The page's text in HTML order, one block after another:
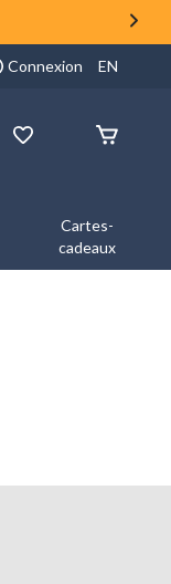
Connexion EN
Cartes-
cadeaux